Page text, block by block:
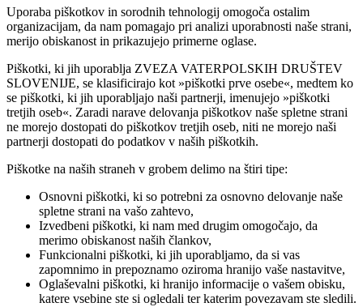
Uporaba piškotkov in sorodnih tehnologij omogoča ostalim
organizacijam, da nam pomagajo pri analizi uporabnosti naše strani,
merijo obiskanost in prikazujejo primerne oglase.
Piškotki, ki jih uporablja ZVEZA VATERPOLSKIH DRUŠTEV
SLOVENIJE, se klasificirajo kot »piškotki prve osebe«, medtem ko
se piškotki, ki jih uporabljajo naši partnerji, imenujejo »piškotki
tretjih oseb«. Zaradi narave delovanja piškotkov naše spletne strani
ne morejo dostopati do piškotkov tretjih oseb, niti ne morejo naši
partnerji dostopati do podatkov v naših piškotkih.
Piškotke na naših straneh v grobem delimo na štiri tipe:
Osnovni piškotki, ki so potrebni za osnovno delovanje naše
spletne strani na vašo zahtevo,
Izvedbeni piškotki, ki nam med drugim omogočajo, da
merimo obiskanost naših člankov,
Funkcionalni piškotki, ki jih uporabljamo, da si vas
zapomnimo in prepoznamo oziroma hranijo vaše nastavitve,
Oglaševalni piškotki, ki hranijo informacije o vašem obisku,
katere vsebine ste si ogledali ter katerim povezavam ste sledili.